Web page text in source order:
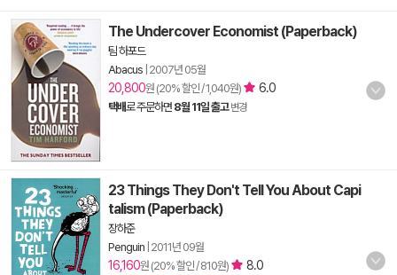
The Undercover Economist (Paperback)
팀 하포드
Abacus 2007년 05월
20,800원 (20% 할인 / 1,040원) 6.0
택배로 주문하면 8월 11일 출고 변경
23 Things They Don't Tell You About Capi
talism (Paperback)
장하준
Penguin 2011년 09월
16,160원 (20% 할인 / 810원) 8.0